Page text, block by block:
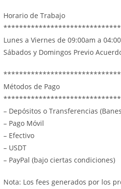
Horario de Trabajo
Lunes a Viernes de 09:00am a
Sábados y Domingos Previo
Métodos de Pago
– Depósitos o Transferencias
– Pago Móvil
– Efectivo
– USDT
– PayPal (bajo ciertas condiciones)
Nota: Los fees generados por los